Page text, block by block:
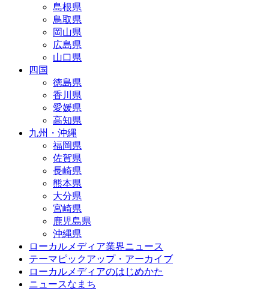
島根県
鳥取県
岡山県
広島県
山口県
四国
徳島県
香川県
愛媛県
高知県
九州・沖縄
福岡県
佐賀県
長崎県
熊本県
大分県
宮崎県
鹿児島県
沖縄県
ローカルメディア業界ニュース
テーマピックアップ・アーカイブ
ローカルメディアのはじめかた
ニュースなまち